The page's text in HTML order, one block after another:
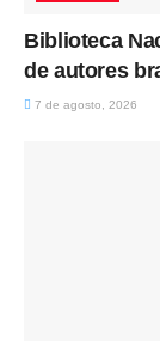
Biblioteca
de autores
7 de agosto, 2026